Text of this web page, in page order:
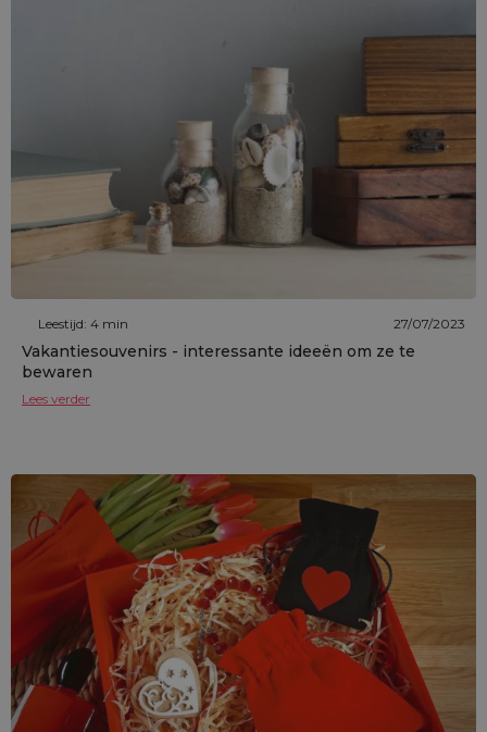
Leestijd: 4 min 27/07/2023
Vakantiesouvenirs - interessante ideeën om ze te
bewaren
Lees verder